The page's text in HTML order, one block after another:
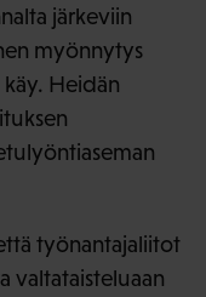
järkeviin
myönnytys
Heidän
työnantajaliitot
valtataisteluaan